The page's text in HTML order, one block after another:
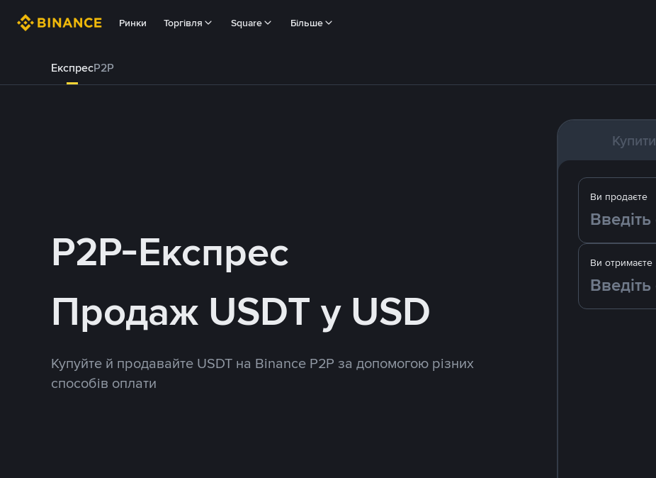
Ринки Торгівля Square Більше
ЕкспресP2P
P2P-Експрес
Продаж USDT у USD
Купуйте й продавайте USDT на Binance P2P за допомогою різних
способів оплати
Купити
Ви отримаєте
Ви продаєте